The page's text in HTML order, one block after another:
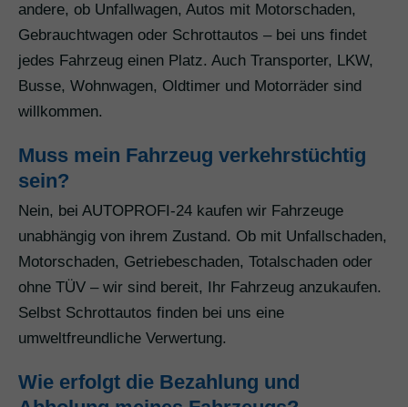
andere, ob Unfallwagen, Autos mit Motorschaden,
Gebrauchtwagen oder Schrottautos – bei uns findet
jedes Fahrzeug einen Platz. Auch Transporter, LKW,
Busse, Wohnwagen, Oldtimer und Motorräder sind
willkommen.
Muss mein Fahrzeug verkehrstüchtig
sein?
Nein, bei AUTOPROFI-24 kaufen wir Fahrzeuge
unabhängig von ihrem Zustand. Ob mit Unfallschaden,
Motorschaden, Getriebeschaden, Totalschaden oder
ohne TÜV – wir sind bereit, Ihr Fahrzeug anzukaufen.
Selbst Schrottautos finden bei uns eine
umweltfreundliche Verwertung.
Wie erfolgt die Bezahlung und